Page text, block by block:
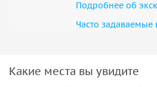
промышленным местом Урала.
•Увидеть Невьянскую наклонную
Подробнее об
Часто задаваемые
Какие места вы увидите